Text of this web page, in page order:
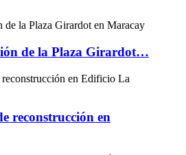
de la Plaza Girardot…
reconstrucción en